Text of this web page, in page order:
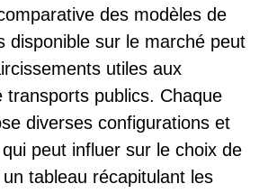
des modèles de
disponible sur le marché peut
utiles aux
transports publics. Chaque
diverses configurations et
peut influer sur le choix de
un tableau récapitulant les